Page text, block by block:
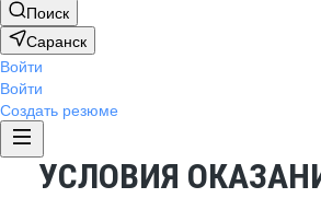
Поиск
Саранск
Войти
Войти
Создать резюме
УСЛОВИЯ